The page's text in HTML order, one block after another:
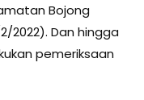
Bojong
2022). Dan hingga
pemeriksaan